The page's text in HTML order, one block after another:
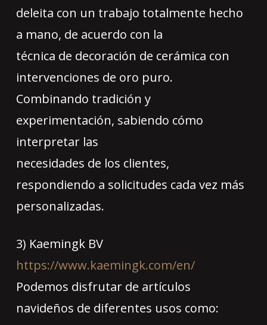
deleita con un trabajo totalmente hecho
a mano, de acuerdo con la
técnica de decoración de cerámica con
intervenciones de oro puro.
Combinando tradición y
experimentación, sabiendo cómo
interpretar las
necesidades de los clientes,
respondiendo a solicitudes cada vez más
personalizadas.
3) Kaemingk BV
https://www.kaemingk.com/en/
Podemos disfrutar de artículos
navideños de diferentes usos como: